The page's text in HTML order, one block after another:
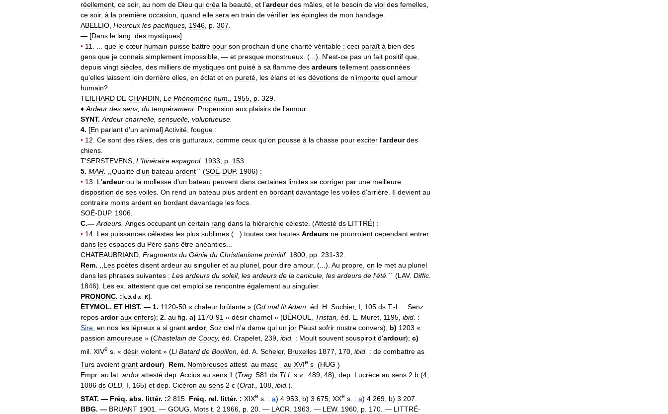
réellement ce soir, au nom de Dieu qui créa la beauté et l'ardeur des mâles et le besoin de viol des femelles
ce soir, à la première occasion quand elle sera en train de vérifier les épingles de mon bandage
ABELLIO Heureux les pacifiques 1946 p 307
— [Dans le lang des mystiques] :
• 11 que le cœur humain puisse battre pour son prochain d'une charité véritable : ceci paraît à bien des
gens que je connais simplement impossible , — et presque monstrueux . (...). N'est-ce pas un fait positif que
depuis vingt siècles des milliers de mystiques ont puisé à sa flamme des ardeurs tellement passionnées
qu'elles laissent loin derrière elles en éclat et en pureté les élans et les dévotions de n'importe quel amour
humain?
TEILHARD DE CHARDIN Le Phénomène hum 1955 p 329
♦ Ardeur des sens du tempérament. Propension aux plaisirs de l'amour.
SYNT. Ardeur charnelle sensuelle voluptueuse
4. [En parlant d'un animal] Activité fougue :
• 12 Ce sont des râles des cris gutturaux comme ceux qu'on pousse à la chasse pour exciter l'ardeur des
chiens
T'SERSTEVENS L 'Itinéraire espagnol, 1933 p 153
5. MAR Qualité d'un bateau ardent`` (SOÉ-DUP. 1906) :
• 13 L 'ardeur ou la mollesse d'un bateau peuvent dans certaines limites se corriger par une meilleure
disposition de ses voiles On rend un bateau plus ardent en bordant davantage les voiles d'arrière Il devient au
contraire moins ardent en bordant davantage les focs
SOÉ-DUP. 1906
C.— Ardeurs Anges occupant un certain rang dans la hiérarchie céleste . (Attesté ds LITTRÉ) :
• 14 Les puissances célestes les plus sublimes (...) toutes ces hautes Ardeurs ne pourroient cependant entrer
dans les espaces du Père sans être anéanties
CHATEAUBRIAND Fragments du Génie du Christianisme primitif, 1800 pp 231-32
Rem. Les poètes disent ardeur au singulier et au pluriel pour dire amour. (...). Au propre on le met au pluriel
dans les phrases suivantes : Les ardeurs du soleil, les ardeurs de la canicule les ardeurs de l'été `` (LAV. Diffic
1846). Les ex attestent que cet emploi se rencontre également au singulier.
PRONONC. :[
].
ÉTYMOL. ET HIST. — 1. 1120-50 « chaleur brûlante » (Gd mal fitAdam éd H Suchier, I 105 ds T.-L : Senz
repos ardor aux enfers); 2. au fig a) 1170-91 « désir charnel » (BÉROUL Tristan éd E Muret 1195 ibid :
Sire en nos les lépreux a si grant ardor, Soz ciel n'a dame qui un jor Pëust sofrir nostre convers); b) 1203 «
passion amoureuse » (Chastelain de Coucy, éd Crapelet 239 ibid : Moult souvent souspiroit d'ardour); c)
mil XIVe s . « désir violent » (Li Batard de Bouillon éd A Scheler, Bruxelles 1877 170 ibid : de combattre as
Turs avoient grant ardour). Rem. Nombreuses attest au masc au XVIe s . (HUG .).
Empr. au lat. ardor attesté dep. Accius au sens 1 (Trag. 581 ds TLL s.v., 489, 48); dep. Lucrèce au sens 2 b (4,
1086 ds OLD, I, 165) et dep. Cicéron au sens 2 c (Orat., 108, ibid.).
STAT. — Fréq. abs. littér. :2 815 Fréq. rel. littér. : XIXe s : a) 4 953 b) 3 675; XXe s : a) 4 269 b) 3 207
BBG. — BRUANT 1901 . — GOUG Mots t 2 1966 p 20 . — LACR 1963 . — LEW. 1960 p 170 . — LITTRÉ-